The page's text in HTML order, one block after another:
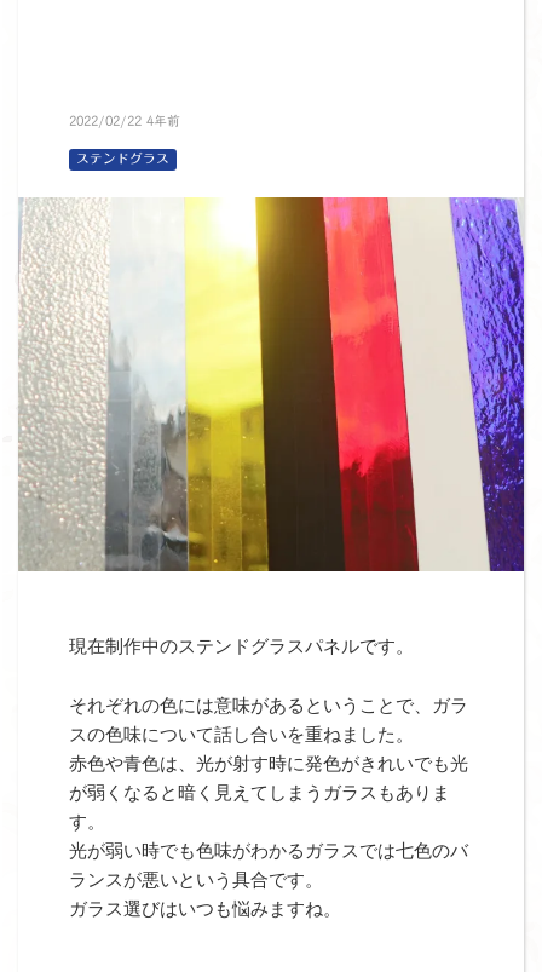
2022/02/22 4年前
ステンドグラス
現在制作中のステンドグラスパネルです。
それぞれの色には意味があるということで、ガラ
スの色味について話し合いを重ねました。
赤色や青色は、光が射す時に発色がきれいでも光
が弱くなると暗く見えてしまうガラスもありま
す。
光が弱い時でも色味がわかるガラスでは七色のバ
ランスが悪いという具合です。
ガラス選びはいつも悩みますね。